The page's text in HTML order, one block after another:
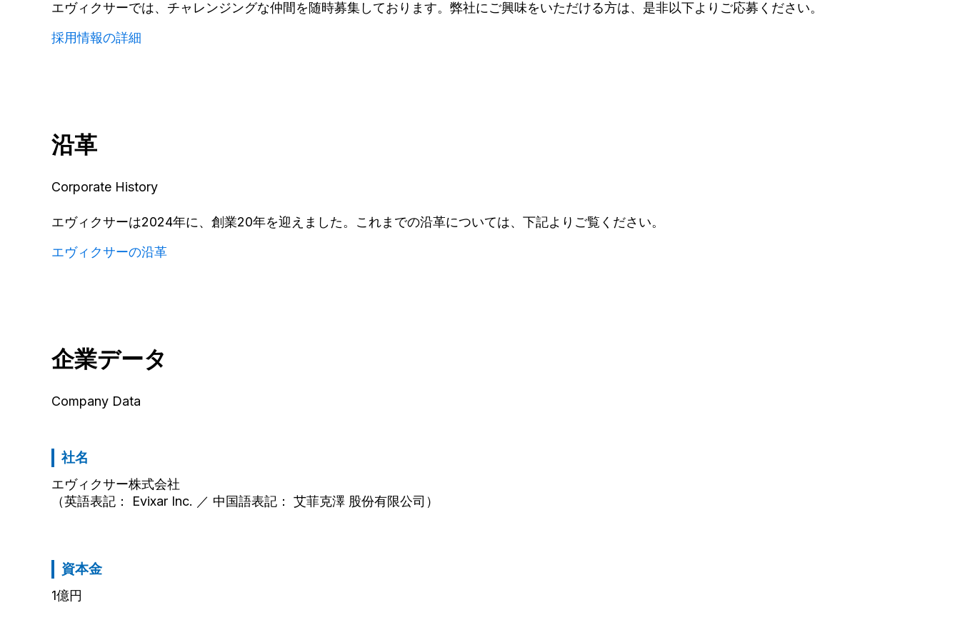
エヴィクサーでは、チャレンジングな仲間を随時募集しております。弊社にご興味をいただける方は、是非以下よりご応募ください。
採用情報の詳細
沿革
Corporate History
エヴィクサーは2024年に、創業20年を迎えました。これまでの沿革については、下記よりご覧ください。
エヴィクサーの沿革
企業データ
Company Data
社名
エヴィクサー株式会社
（英語表記： Evixar Inc. ／ 中国語表記： 艾菲克澤 股份有限公司）
資本金
1億円